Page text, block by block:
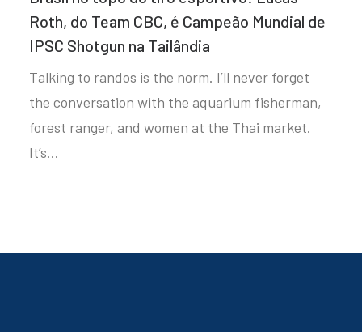
Roth, do Team CBC, é Campeão Mundial de
IPSC Shotgun na Tailândia
Talking to randos is the norm. I’ll never forget
the conversation with the aquarium fisherman,
forest ranger, and women at the Thai market.
It’s…